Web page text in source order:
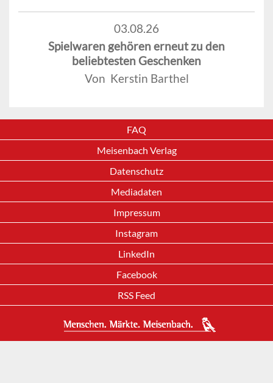
03.08.26
Spielwaren gehören erneut zu den
beliebtesten Geschenken
Von Kerstin Barthel
FAQ
Meisenbach Verlag
Datenschutz
Mediadaten
Impressum
Instagram
LinkedIn
Facebook
RSS Feed